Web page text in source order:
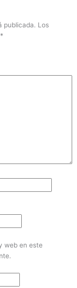
publicada. Los
*
web en este